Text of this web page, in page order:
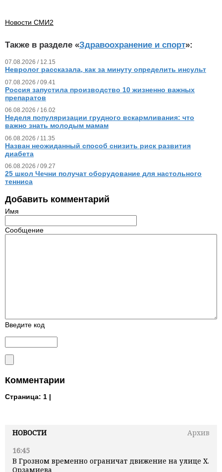
НОВОСТИ
Архив
16:45
В Грозном временно ограничат движение на улице Х.
Орзамиева
Новости СМИ2
Также в разделе «Здравоохранение и спорт»:
07.08.2026 / 12.15
Невролог рассказала, как за минуту определить инсульт
07.08.2026 / 09.41
Россия запустила производство 10 жизненно важных
препаратов
06.08.2026 / 16.02
Неделя популяризации грудного вскармливания: что
важно знать молодым мамам
06.08.2026 / 11.35
Назван неожиданный способ снизить риск развития
диабета
06.08.2026 / 09.27
25 школ Чечни получат оборудование для настольного
тенниса
Добавить комментарий
Имя
Сообщение
Введите код
Комментарии
Страница: 1 |